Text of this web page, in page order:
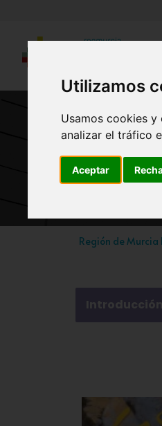
Utilizamos
Usamos cookies
analizar el tráfico
Aceptar
Región de
Introducción